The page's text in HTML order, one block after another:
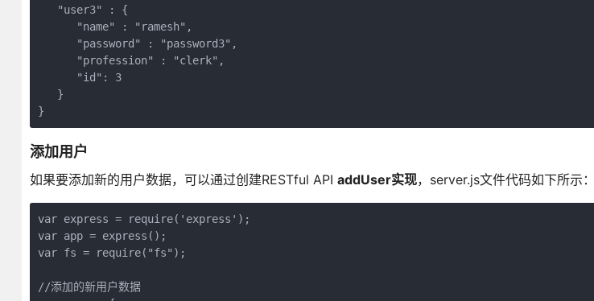
   "user3" : {
      "name" : "ramesh",
      "password" : "password3",
      "profession" : "clerk",
      "id": 3
   }
添加用户
如果要添加新的用户数据，可以通过创建RESTful API addUser实现，server.js文件代码如下所示：
var express = require('express');
var app = express();
var fs = require("fs");
//添加的新用户数据